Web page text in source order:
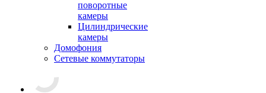
поворотные
камеры
Цилиндрические
камеры
Домофония
Сетевые коммутаторы